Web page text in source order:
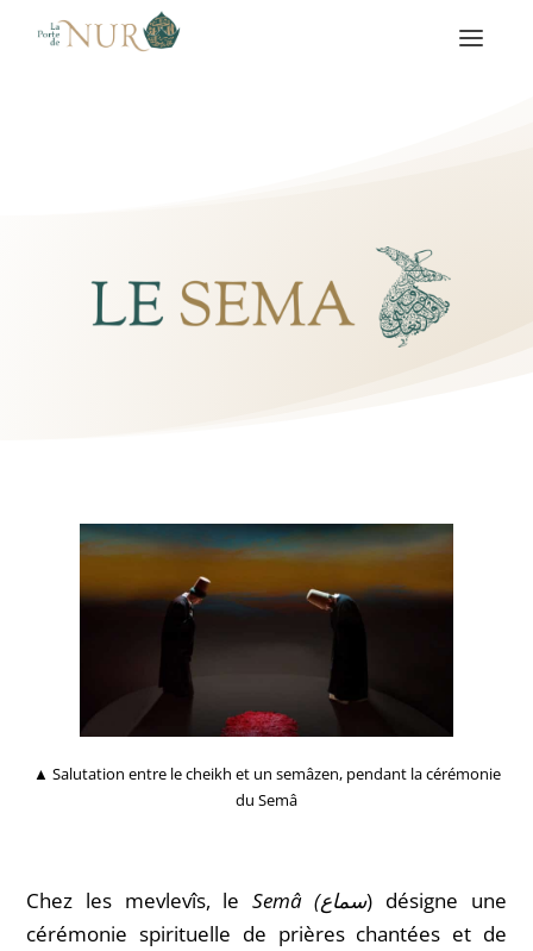
▲ Salutation entre le cheikh et un semâzen, pendant la cérémonie
du Semâ
Chez les mevlevîs, le Semâ (سماع) désigne une
cérémonie spirituelle de prières chantées et de